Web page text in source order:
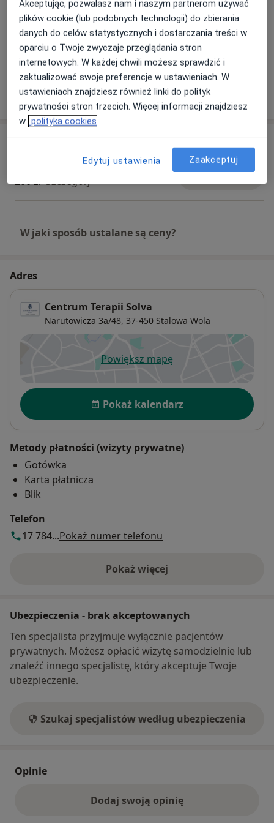
aktywnie uczestniczę w międzynarodowych oraz
krajowych konferencjach. Prowadziłem wiele
warsztatów i treningów dla różnych grup zawodowych
– szkolenia z zakresu komunikacji interpersonalnej,
asertywności, przeciwdziałania przemocy w rodzinie
oraz radykalizacji. Jestem członkiem Polskiego
Towarzystwa Suicydologicznego, The International
Association for Correctional and Forensic Psychology
oraz Radicalisation Awareness Networks, a także
ekspertem w międzynarodowym projekcie MIRAD.
Zobacz galerię (1)
Pokaż więcejo doświadczeniu
Konsultacja psychologiczna
200 zł Szczegóły Umów wizytę
W jaki sposób ustalane są ceny?
Adres
Centrum Terapii Solva
Narutowicza 3a/48, 37-450 Stalowa Wola
Powiększ mapęotwiera się w nowej karcie
Dostępność
Pokaż kalendarz
Metody płatności (wizyty prywatne)
Gotówka
Karta płatnicza
Blik
Telefon
17 784...Pokaż numer telefonu
Pokaż więcej
o adresie
Ubezpieczenia - brak akceptowanych
Ten specjalista przyjmuje wyłącznie pacjentów
prywatnych. Możesz opłacić wizytę samodzielnie lub
znaleźć innego specjalistę, który akceptuje Twoje
ubezpieczenie.
Szukaj specjalistów według ubezpieczenia
Opinie
Dodaj swoją opinię
Akceptując, pozwalasz nam i naszym partnerom używać
plików cookie (lub podobnych technologii) do zbierania
danych do celów statystycznych i dostarczania treści w
oparciu o Twoje zwyczaje przeglądania stron
internetowych. W każdej chwili możesz sprawdzić i
zaktualizować swoje preferencje w ustawieniach. W
ustawieniach znajdziesz również linki do polityk
prywatności stron trzecich. Więcej informacji znajdziesz
w polityka cookies
Edytuj ustawienia Zaakceptuj